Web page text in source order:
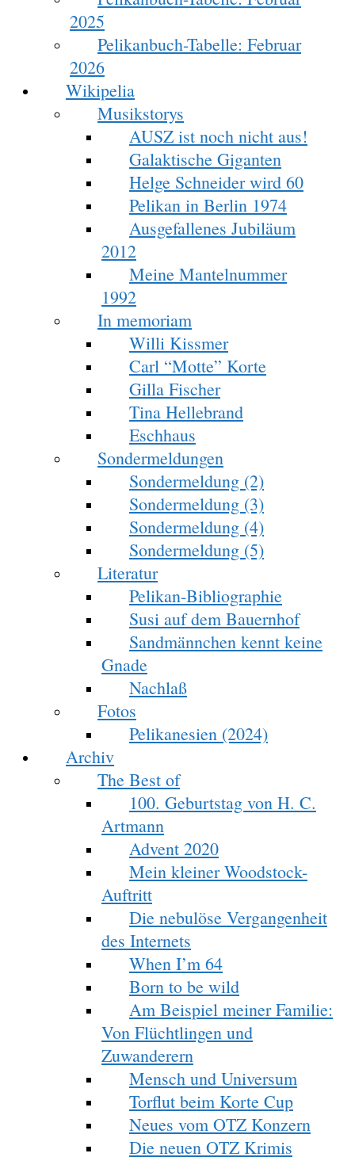
2025
Pelikanbuch-Tabelle: Februar
2026
Wikipelia
Musikstorys
AUSZ ist noch nicht aus!
Galaktische Giganten
Helge Schneider wird 60
Pelikan in Berlin 1974
Ausgefallenes Jubiläum
2012
Meine Mantelnummer
1992
In memoriam
Willi Kissmer
Carl “Motte” Korte
Gilla Fischer
Tina Hellebrand
Eschhaus
Sondermeldungen
Sondermeldung (2)
Sondermeldung (3)
Sondermeldung (4)
Sondermeldung (5)
Literatur
Pelikan-Bibliographie
Susi auf dem Bauernhof
Sandmännchen kennt keine
Gnade
Nachlaß
Fotos
Pelikanesien (2024)
Archiv
The Best of
100. Geburtstag von H. C.
Artmann
Advent 2020
Mein kleiner Woodstock-
Auftritt
Die nebulöse Vergangenheit
des Internets
When I’m 64
Born to be wild
Am Beispiel meiner Familie:
Von Flüchtlingen und
Zuwanderern
Mensch und Universum
Torflut beim Korte Cup
Neues vom OTZ Konzern
Die neuen OTZ Krimis